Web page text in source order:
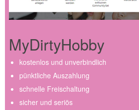
MyDirtyHobby
kostenlos und unverbindlich
pünktliche Auszahlung
schnelle Freischaltung
sicher und seriös